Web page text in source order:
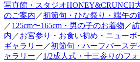
写真館・スタジオHONEY&CRUNCH
のご案内 ／初節句・ひな祭り・端午の
／125cm〜165cm・男の子のお着物 ／
内 ／お宮参り・お食い初め・ニューボ
ギャラリー ／初節句・ハーフバース
ャラリー ／1/2成人式・十三参りのフ